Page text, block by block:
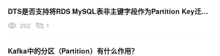
DTS是否支持将RDS MySQL表非主键字段作为Partition Key迁移到Kafka
202 1
Kafka中的分区（Partition）有什么作用？